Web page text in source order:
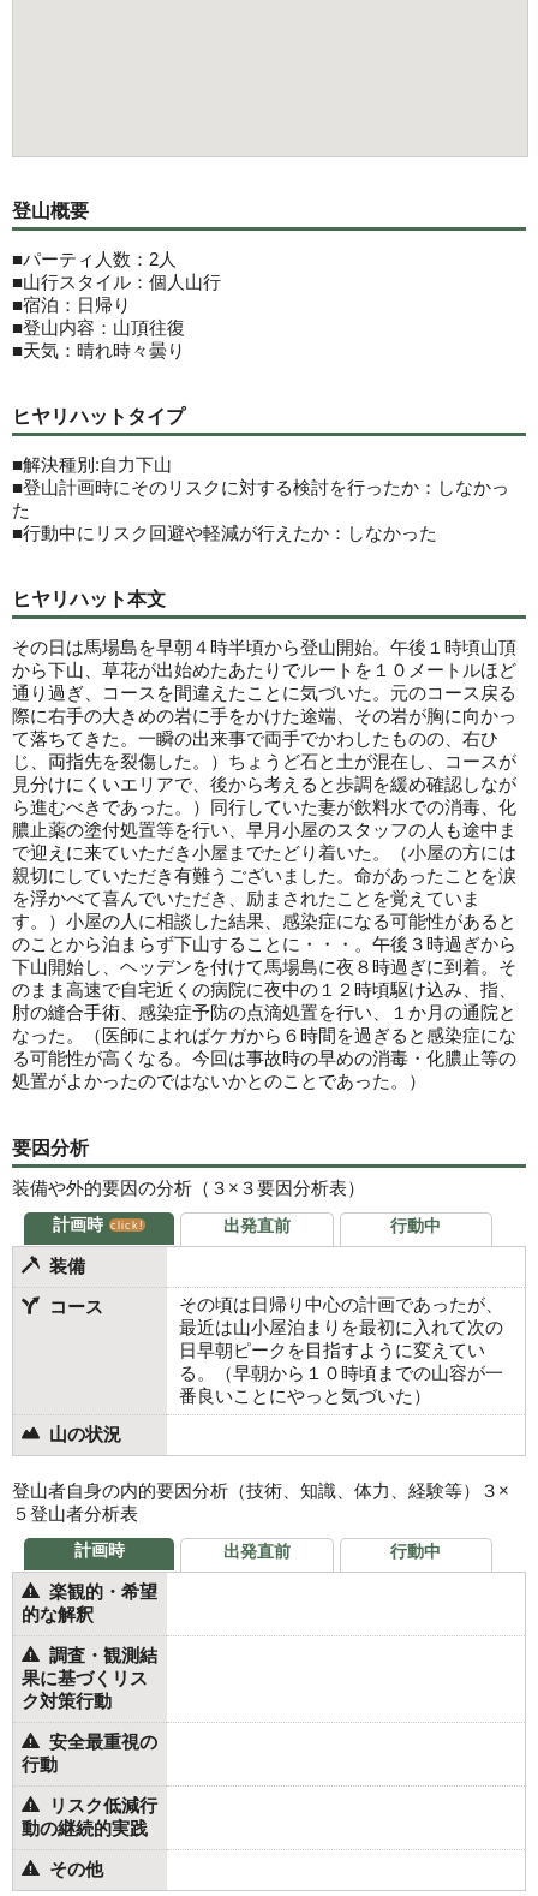
登山概要
■パーティ人数：2人
■山行スタイル：個人山行
■宿泊：日帰り
■登山内容：山頂往復
■天気：晴れ時々曇り
ヒヤリハットタイプ
■解決種別:自力下山
■登山計画時にそのリスクに対する検討を行ったか：しなかっ
た
■行動中にリスク回避や軽減が行えたか：しなかった
ヒヤリハット本文
その日は馬場島を早朝４時半頃から登山開始。午後１時頃山頂
から下山、草花が出始めたあたりでルートを１０メートルほど
通り過ぎ、コースを間違えたことに気づいた。元のコース戻る
際に右手の大きめの岩に手をかけた途端、その岩が胸に向かっ
て落ちてきた。一瞬の出来事で両手でかわしたものの、右ひ
じ、両指先を裂傷した。）ちょうど石と土が混在し、コースが
見分けにくいエリアで、後から考えると歩調を緩め確認しなが
ら進むべきであった。）同行していた妻が飲料水での消毒、化
膿止薬の塗付処置等を行い、早月小屋のスタッフの人も途中ま
で迎えに来ていただき小屋までたどり着いた。（小屋の方には
親切にしていただき有難うございました。命があったことを涙
を浮かべて喜んでいただき、励まされたことを覚えていま
す。）小屋の人に相談した結果、感染症になる可能性があると
のことから泊まらず下山することに・・・。午後３時過ぎから
下山開始し、ヘッデンを付けて馬場島に夜８時過ぎに到着。そ
のまま高速で自宅近くの病院に夜中の１２時頃駆け込み、指、
肘の縫合手術、感染症予防の点滴処置を行い、１か月の通院と
なった。（医師によればケガから６時間を過ぎると感染症にな
る可能性が高くなる。今回は事故時の早めの消毒・化膿止等の
処置がよかったのではないかとのことであった。）
要因分析
装備や外的要因の分析（３×３要因分析表）
計画時 click! 出発直前 行動中
装備
コース
その頃は日帰り中心の計画であったが、
最近は山小屋泊まりを最初に入れて次の
日早朝ピークを目指すように変えてい
る。（早朝から１０時頃までの山容が一
番良いことにやっと気づいた）
山の状況
登山者自身の内的要因分析（技術、知識、体力、経験等）３×
５登山者分析表
計画時 出発直前 行動中
楽観的・希望
的な解釈
調査・観測結
果に基づくリス
ク対策行動
安全最重視の
行動
リスク低減行
動の継続的実践
その他